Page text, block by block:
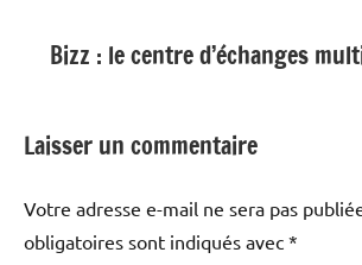
Bizz : le centre d’échanges
Laisser un commentaire
Votre adresse e-mail ne sera pas
obligatoires sont indiqués avec *